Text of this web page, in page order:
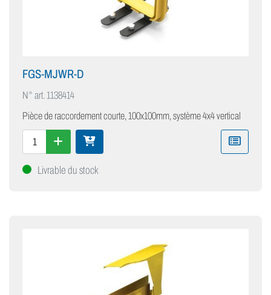
FGS-MJWR-D
N° art.1138414
Pièce de raccordement courte, 100x100mm, système 4x4 vertical
Livrable du stock